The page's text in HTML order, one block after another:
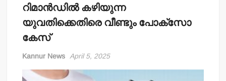
റിമാന്‍ഡില്‍ കഴിയുന്ന
യുവതിക്കെതിരെ വീണ്ടും പോക്‌സോ
കേസ്
Kannur News April 5, 2025